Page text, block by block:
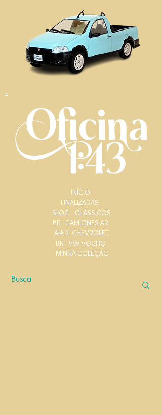
.
INÍCIO
FINALIZADAS
BLOG
CLÁSSICOS
BR CAMIONES AR
AIA 2 CHEVROLET
BR VW VOCHO
MINHA COLEÇÃO